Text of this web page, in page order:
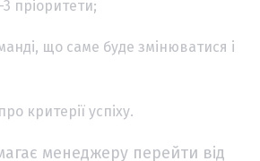
пріоритети;
що саме буде змінюватися і
критерії успіху.
менеджеру перейти від